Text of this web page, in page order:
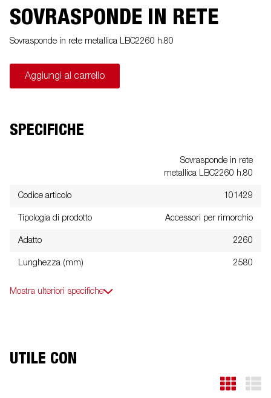
SOVRASPONDE IN RETE
Sovrasponde in rete metallica LBC2260 h.80
Aggiungi al carrello
SPECIFICHE
Sovrasponde in rete
metallica LBC2260 h.80
Codice articolo 101429
Tipologia di prodotto Accessori per rimorchio
Adatto 2260
Lunghezza (mm) 2580
Mostra ulteriori specifiche
UTILE CON